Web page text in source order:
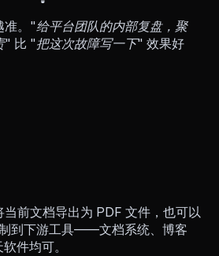
。 "给平台团队的内部复盘，聚
" 比 "把这次故障写一下" 效果好
当前文档导出为 PDF 文件，也可以
到下游工具——文档系统、博客
件均可。